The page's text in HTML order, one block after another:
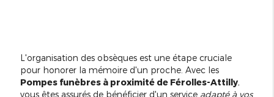
L'organisation des obsèques est une étape cruciale
pour honorer la mémoire d'un proche. Avec les
Pompes funèbres à proximité de Férolles-Attilly,
vous êtes assurés de bénéficier d'un service adapté à vos